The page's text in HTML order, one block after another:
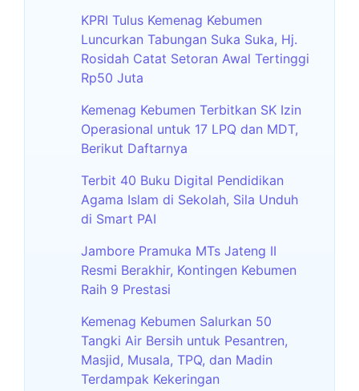
KPRI Tulus Kemenag Kebumen
Luncurkan Tabungan Suka Suka, Hj.
Rosidah Catat Setoran Awal Tertinggi
Rp50 Juta
Kemenag Kebumen Terbitkan SK Izin
Operasional untuk 17 LPQ dan MDT,
Berikut Daftarnya
Terbit 40 Buku Digital Pendidikan
Agama Islam di Sekolah, Sila Unduh
di Smart PAI
Jambore Pramuka MTs Jateng II
Resmi Berakhir, Kontingen Kebumen
Raih 9 Prestasi
Kemenag Kebumen Salurkan 50
Tangki Air Bersih untuk Pesantren,
Masjid, Musala, TPQ, dan Madin
Terdampak Kekeringan